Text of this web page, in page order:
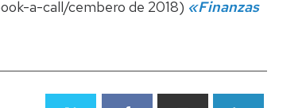
a-call/cembero de 2018) «Finanzas